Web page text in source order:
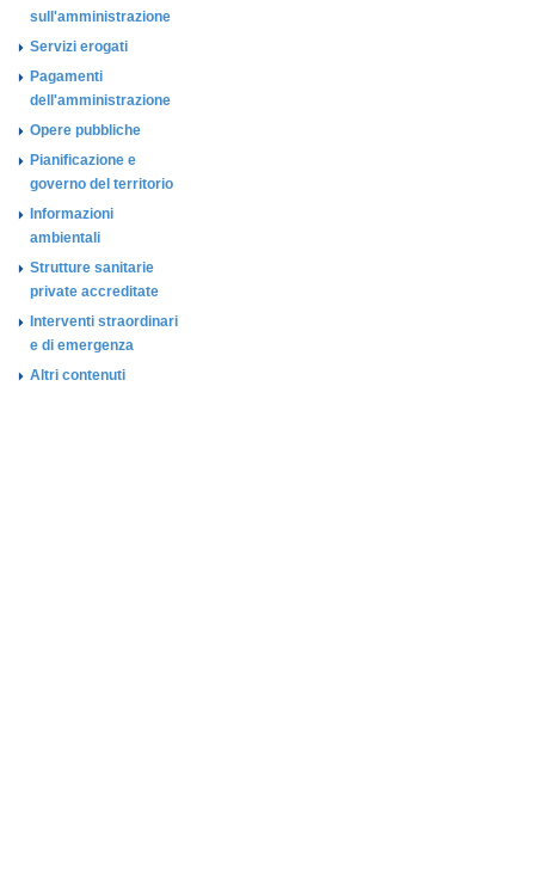
sull'amministrazione
Servizi erogati
Pagamenti
dell'amministrazione
Opere pubbliche
Pianificazione e
governo del territorio
Informazioni
ambientali
Strutture sanitarie
private accreditate
Interventi straordinari
e di emergenza
Altri contenuti